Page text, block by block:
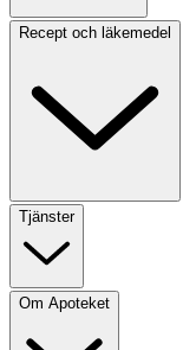
Recept och läkemedel
Tjänster
Om Apoteket